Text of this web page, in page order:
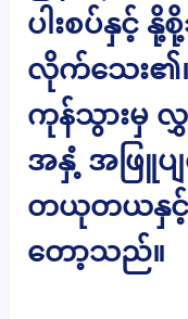
ပါးစပ်နှင့်
လိုက်သေး၏
ကုန်သွားမှ
အနှံ့ အဖြူပျ
တယုတယနှင့်
တော့သည်။